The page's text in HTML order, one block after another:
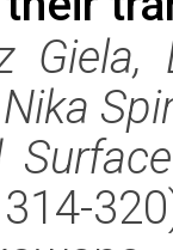
Giela,